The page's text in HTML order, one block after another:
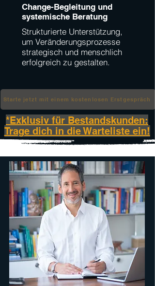
Change-Begleitung und
systemische Beratung
Strukturierte Unterstützung,
um Veränderungsprozesse
strategisch und menschlich
erfolgreich zu gestalten.
Starte jetzt mit einem kostenlosen Erstgespräch
*Exklusiv für Bestandskunden:
Trage dich in die Warteliste ein!